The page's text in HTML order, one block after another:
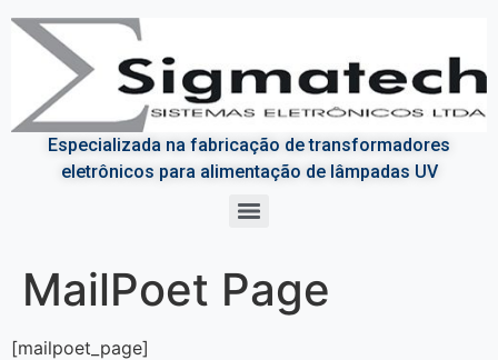
Especializada na fabricação de transformadores
eletrônicos para alimentação de lâmpadas UV
MailPoet Page
[mailpoet_page]